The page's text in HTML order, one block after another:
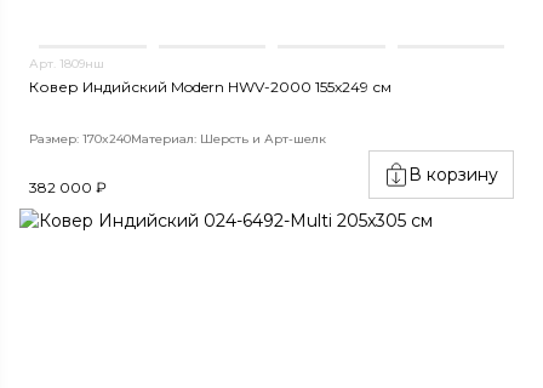
Арт. 1809нш
Ковер Индийский Modern HWV-2000 155x249 см
Размер: 170x240Материал: Шерсть и Арт-шелк
382 000 ₽
В корзину